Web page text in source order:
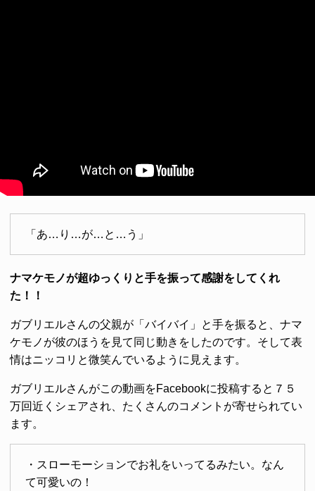
「あ…り…が…と…う」
ナマケモノが超ゆっくりと手を振って感謝をしてくれ
た！！
ガブリエルさんの父親が「バイバイ」と手を振ると、ナマ
ケモノが彼のほうを見て同じ動きをしたのです。そして表
情はニッコリと微笑んでいるように見えます。
ガブリエルさんがこの動画をFacebookに投稿すると７５
万回近くシェアされ、たくさんのコメントが寄せられてい
ます。
・スローモーションでお礼をいってるみたい。なん
て可愛いの！